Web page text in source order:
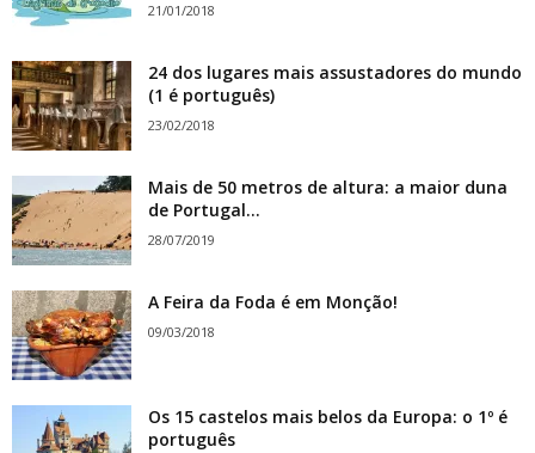
21/01/2018
24 dos lugares mais assustadores do mundo
(1 é português)
23/02/2018
Mais de 50 metros de altura: a maior duna
de Portugal...
28/07/2019
A Feira da Foda é em Monção!
09/03/2018
Os 15 castelos mais belos da Europa: o 1º é
português